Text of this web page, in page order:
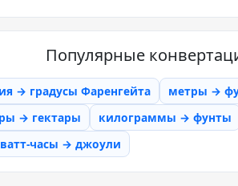
Популярные
→ градусы Фаренгейта метры →
→ гектары килограммы → фунты
часы → джоули